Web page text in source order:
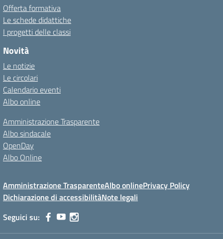
Offerta formativa
Le schede didattiche
I progetti delle classi
Novità
Le notizie
Le circolari
Calendario eventi
Albo online
Amministrazione Trasparente
Albo sindacale
OpenDay
Albo Online
Amministrazione TrasparenteAlbo onlinePrivacy Policy
Dichiarazione di accessibilitàNote legali
Seguici su: